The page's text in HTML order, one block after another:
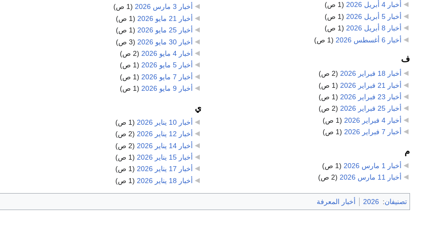
أخبار 4 أبريل 2026
(1 ص)
أخبار 5 أبريل 2026
(1 ص)
أخبار 8 أبريل 2026
(1 ص)
أخبار 6 أغسطس 2026
(1 ص)
ف
أخبار 18 فبراير 2026
(2 ص)
أخبار 21 فبراير 2026
(1 ص)
أخبار 23 فبراير 2026
(1 ص)
أخبار 25 فبراير 2026
(2 ص)
أخبار 4 فبراير 2026
(1 ص)
أخبار 7 فبراير 2026
(1 ص)
م
أخبار 1 مارس 2026
(1 ص)
أخبار 11 مارس 2026
(2 ص)
أخبار 3 مارس 2026
(1 ص)
أخبار 21 مايو 2026
(1 ص)
أخبار 25 مايو 2026
(1 ص)
أخبار 30 مايو 2026
(3 ص)
أخبار 4 مايو 2026
(2 ص)
أخبار 5 مايو 2026
(1 ص)
أخبار 7 مايو 2026
(1 ص)
أخبار 9 مايو 2026
(1 ص)
ي
أخبار 10 يناير 2026
(1 ص)
أخبار 12 يناير 2026
(2 ص)
أخبار 14 يناير 2026
(2 ص)
أخبار 15 يناير 2026
(1 ص)
أخبار 17 يناير 2026
(1 ص)
أخبار 18 يناير 2026
(1 ص)
تصنيفان:
2026 أخبار المعرفة